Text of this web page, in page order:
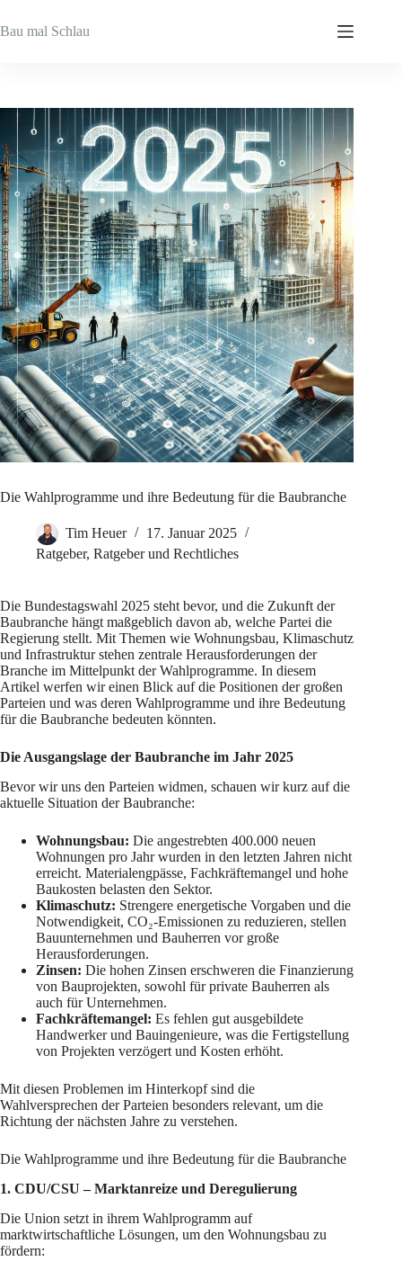
Inhalt
springen
Bau mal Schlau
Die Wahlprogramme und ihre Bedeutung für die Baubranche
Tim Heuer
17. Januar 2025
Ratgeber, Ratgeber und Rechtliches
Die Bundestagswahl 2025 steht bevor, und die Zukunft der
Baubranche hängt maßgeblich davon ab, welche Partei die
Regierung stellt. Mit Themen wie Wohnungsbau, Klimaschutz
und Infrastruktur stehen zentrale Herausforderungen der
Branche im Mittelpunkt der Wahlprogramme. In diesem
Artikel werfen wir einen Blick auf die Positionen der großen
Parteien und was deren Wahlprogramme und ihre Bedeutung
für die Baubranche bedeuten könnten.
Die Ausgangslage der Baubranche im Jahr 2025
Bevor wir uns den Parteien widmen, schauen wir kurz auf die
aktuelle Situation der Baubranche:
Wohnungsbau: Die angestrebten 400.000 neuen
Wohnungen pro Jahr wurden in den letzten Jahren nicht
erreicht. Materialengpässe, Fachkräftemangel und hohe
Baukosten belasten den Sektor.
Klimaschutz: Strengere energetische Vorgaben und die
Notwendigkeit, CO₂-Emissionen zu reduzieren, stellen
Bauunternehmen und Bauherren vor große
Herausforderungen.
Zinsen: Die hohen Zinsen erschweren die Finanzierung
von Bauprojekten, sowohl für private Bauherren als
auch für Unternehmen.
Fachkräftemangel: Es fehlen gut ausgebildete
Handwerker und Bauingenieure, was die Fertigstellung
von Projekten verzögert und Kosten erhöht.
Mit diesen Problemen im Hinterkopf sind die
Wahlversprechen der Parteien besonders relevant, um die
Richtung der nächsten Jahre zu verstehen.
Die Wahlprogramme und ihre Bedeutung für die Baubranche
1. CDU/CSU – Marktanreize und Deregulierung
Die Union setzt in ihrem Wahlprogramm auf
marktwirtschaftliche Lösungen, um den Wohnungsbau zu
fördern: